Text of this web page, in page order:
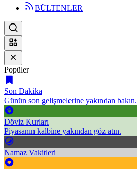
BÜLTENLER
Popüler
Son Dakika
Günün son gelişmelerine yakından bakın.
Döviz Kurları
Piyasanın kalbine yakından göz atın.
Namaz Vakitleri